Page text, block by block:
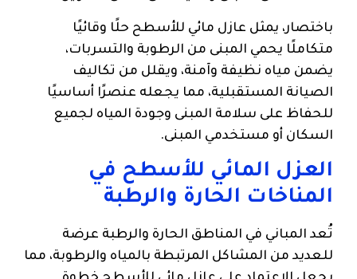
باختصار، يمثل عازل مائي للأسطح حلًا وقائيًا
متكاملًا يحمي المبنى من الرطوبة والتسربات،
يضمن مياه نظيفة وآمنة، ويقلل من تكاليف
الصيانة المستقبلية، مما يجعله عنصرًا أساسيًا
للحفاظ على سلامة المبنى وجودة المياه لجميع
السكان أو مستخدمي المبنى.
العزل المائي للأسطح في
المناخات الحارة والرطبة
تُعد المباني في المناطق الحارة والرطبة عرضة
للعديد من المشاكل المرتبطة بالمياه والرطوبة، مما